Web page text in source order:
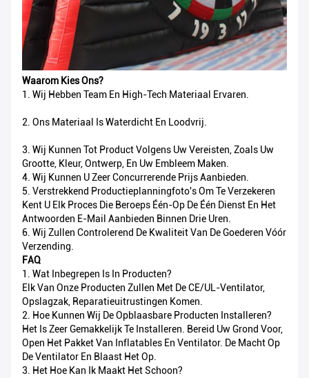
Waarom Kies Ons?
1. Wij Hebben Team En High-Tech Materiaal Ervaren.
2. Ons Materiaal Is Waterdicht En Loodvrij.
3. Wij Kunnen Tot Product Volgens Uw Vereisten, Zoals Uw
Grootte, Kleur, Ontwerp, En Uw Embleem Maken.
4. Wij Kunnen U Zeer Concurrerende Prijs Aanbieden.
5. Verstrekkend Productieplanningfoto's Om Te Verzekeren
Kent U Elk Proces Die Beroeps Één-Op De Één Dienst En Het
Antwoorden E-Mail Aanbieden Binnen Drie Uren.
6. Wij Zullen Controlerend De Kwaliteit Van De Goederen Vóór
Verzending.
FAQ
1. Wat Inbegrepen Is In Producten?
Elk Van Onze Producten Zullen Met De CE/UL-Ventilator,
Opslagzak, Reparatieuitrustingen Komen.
2. Hoe Kunnen Wij De Opblaasbare Producten Installeren?
Het Is Zeer Gemakkelijk Te Installeren. Bereid Uw Grond Voor,
Open Het Pakket Van Inflatables En Ventilator. De Macht Op
De Ventilator En Blaast Het Op.
3. Het Hoe Kan Ik Maakt Het Schoon?